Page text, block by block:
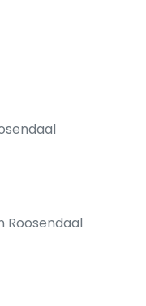
Roosendaal